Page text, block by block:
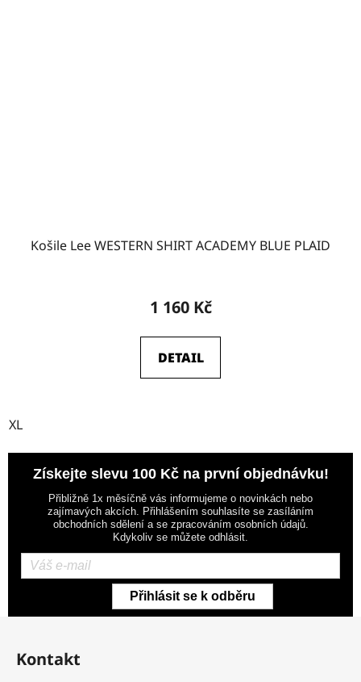
Košile Lee WESTERN SHIRT ACADEMY BLUE PLAID
1 160 Kč
DETAIL
XL
Získejte slevu 100 Kč na první objednávku!
Přibližně 1x měsíčně vás informujeme o novinkách nebo
zajímavých akcích. Přihlášením souhlasíte se zasíláním
obchodních sdělení a se zpracováním osobních údajů.
Kdykoliv se můžete odhlásit.
Přihlásit se k odběru
Z
Kontakt